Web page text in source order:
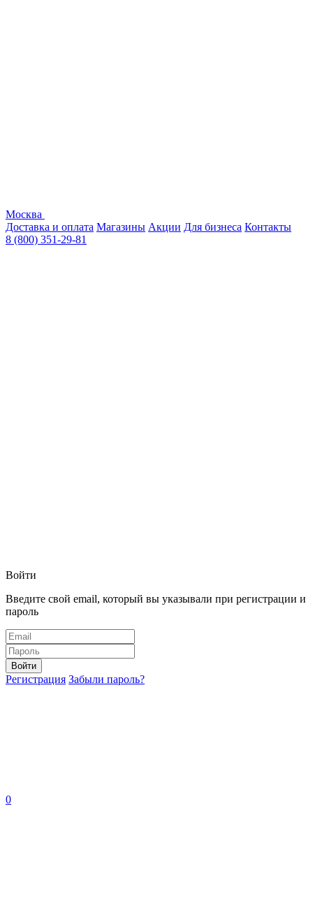
Москва
Доставка и оплата Магазины Акции Для бизнеса Контакты
8 (800) 351-29-81
Войти
Введите свой email, который вы указывали при регистрации и
пароль
Войти
Регистрация Забыли пароль?
0